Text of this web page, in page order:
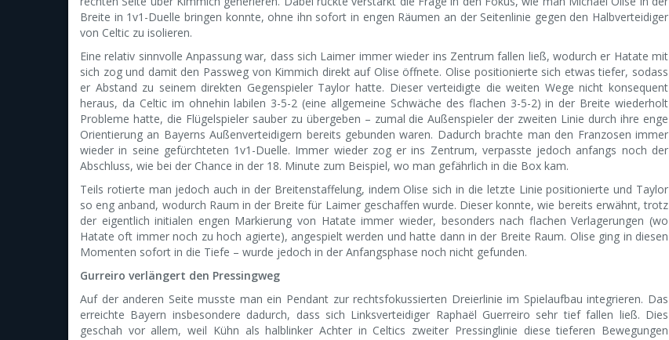
Breite in 1v1-Duelle bringen konnte, ohne ihn sofort in engen Räumen an der Seitenlinie gegen den Halbverteidiger
von Celtic zu isolieren.
Eine relativ sinnvolle Anpassung war, dass sich Laimer immer wieder ins Zentrum fallen ließ, wodurch er Hatate mit
sich zog und damit den Passweg von Kimmich direkt auf Olise öffnete. Olise positionierte sich etwas tiefer, sodass
er Abstand zu seinem direkten Gegenspieler Taylor hatte. Dieser verteidigte die weiten Wege nicht konsequent
heraus, da Celtic im ohnehin labilen 3-5-2 (eine allgemeine Schwäche des flachen 3-5-2) in der Breite wiederholt
Probleme hatte, die Flügelspieler sauber zu übergeben – zumal die Außenspieler der zweiten Linie durch ihre enge
Orientierung an Bayerns Außenverteidigern bereits gebunden waren. Dadurch brachte man den Franzosen immer
wieder in seine gefürchteten 1v1-Duelle. Immer wieder zog er ins Zentrum, verpasste jedoch anfangs noch der
Abschluss, wie bei der Chance in der 18. Minute zum Beispiel, wo man gefährlich in die Box kam.
Teils rotierte man jedoch auch in der Breitenstaffelung, indem Olise sich in die letzte Linie positionierte und Taylor
so eng anband, wodurch Raum in der Breite für Laimer geschaffen wurde. Dieser konnte, wie bereits erwähnt, trotz
der eigentlich initialen engen Markierung von Hatate immer wieder, besonders nach flachen Verlagerungen (wo
Hatate oft immer noch zu hoch agierte), angespielt werden und hatte dann in der Breite Raum. Olise ging in diesen
Momenten sofort in die Tiefe – wurde jedoch in der Anfangsphase noch nicht gefunden.
Gurreiro verlängert den Pressingweg
Auf der anderen Seite musste man ein Pendant zur rechtsfokussierten Dreierlinie im Spielaufbau integrieren. Das
erreichte Bayern insbesondere dadurch, dass sich Linksverteidiger Raphaël Guerreiro sehr tief fallen ließ. Dies
geschah vor allem, weil Kühn als halblinker Achter in Celtics zweiter Pressinglinie diese tieferen Bewegungen